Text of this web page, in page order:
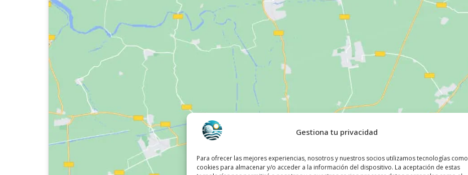
Gestiona tu privacidad
Para ofrecer las mejores experiencias, nosotros y nuestros socios utilizamos tecnologías como
cookies para almacenar y/o acceder a la información del dispositivo. La aceptación de estas